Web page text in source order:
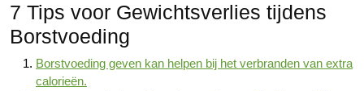
7 Tips voor Gewichtsverlies tijdens
Borstvoeding
Borstvoeding geven kan helpen bij het verbranden van extra
calorieën.